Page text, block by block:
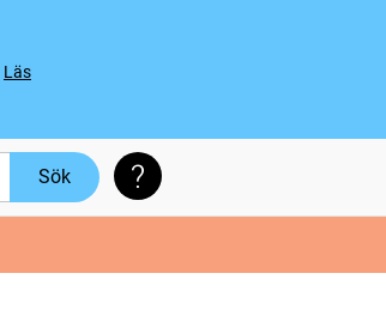
Läs
Sök Söktips